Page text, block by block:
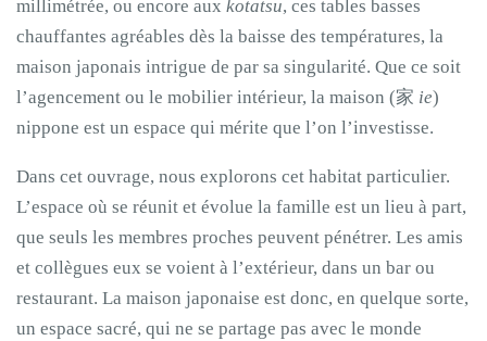
millimétrée, ou encore aux kotatsu, ces tables basses
chauffantes agréables dès la baisse des températures, la
maison japonais intrigue de par sa singularité. Que ce soit
l’agencement ou le mobilier intérieur, la maison (家 ie)
nippone est un espace qui mérite que l’on l’investisse.
Dans cet ouvrage, nous explorons cet habitat particulier.
L’espace où se réunit et évolue la famille est un lieu à part,
que seuls les membres proches peuvent pénétrer. Les amis
et collègues eux se voient à l’extérieur, dans un bar ou
restaurant. La maison japonaise est donc, en quelque sorte,
un espace sacré, qui ne se partage pas avec le monde